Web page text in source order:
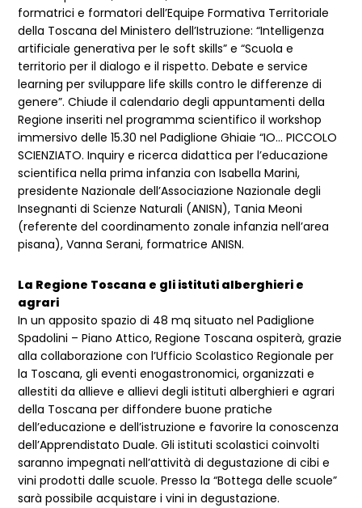
formatrici e formatori dell’Equipe Formativa Territoriale
della Toscana del Ministero dell’Istruzione: “Intelligenza
artificiale generativa per le soft skills” e “Scuola e
territorio per il dialogo e il rispetto. Debate e service
learning per sviluppare life skills contro le differenze di
genere”. Chiude il calendario degli appuntamenti della
Regione inseriti nel programma scientifico il workshop
immersivo delle 15.30 nel Padiglione Ghiaie “IO… PICCOLO
SCIENZIATO. Inquiry e ricerca didattica per l’educazione
scientifica nella prima infanzia con Isabella Marini,
presidente Nazionale dell’Associazione Nazionale degli
Insegnanti di Scienze Naturali (ANISN), Tania Meoni
(referente del coordinamento zonale infanzia nell’area
pisana), Vanna Serani, formatrice ANISN.
La Regione Toscana e gli istituti alberghieri e
agrari
In un apposito spazio di 48 mq situato nel Padiglione
Spadolini – Piano Attico, Regione Toscana ospiterà, grazie
alla collaborazione con l’Ufficio Scolastico Regionale per
la Toscana, gli eventi enogastronomici, organizzati e
allestiti da allieve e allievi degli istituti alberghieri e agrari
della Toscana per diffondere buone pratiche
dell’educazione e dell’istruzione e favorire la conoscenza
dell’Apprendistato Duale. Gli istituti scolastici coinvolti
saranno impegnati nell’attività di degustazione di cibi e
vini prodotti dalle scuole. Presso la “Bottega delle scuole”
sarà possibile acquistare i vini in degustazione.